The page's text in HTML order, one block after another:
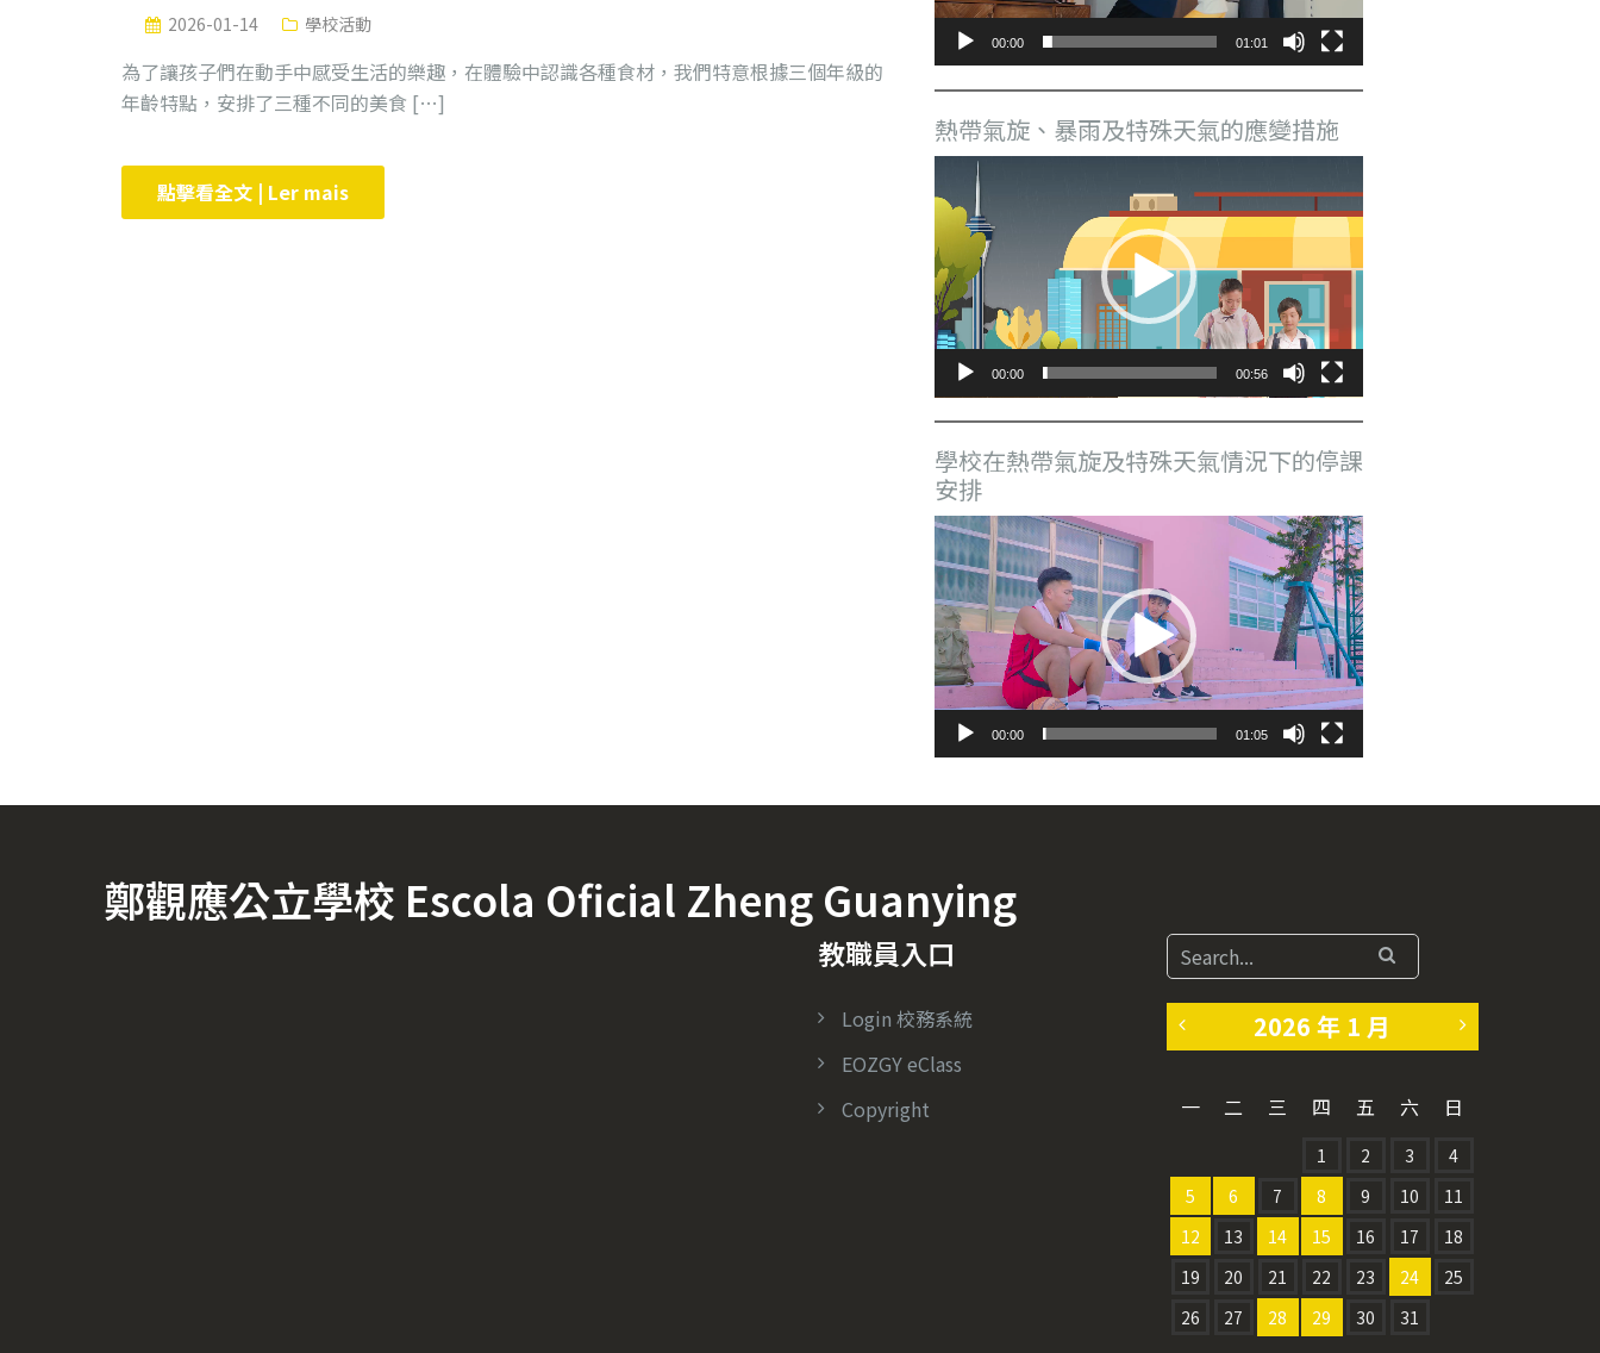
2026-01-14 學校活動
為了讓孩子們在動手中感受生活的樂趣，在體驗中認識各種食材，我們特意根據三個年級的
年齡特點，安排了三種不同的美食 […]
點擊看全文 | Ler mais
00:00 01:01
熱帶氣旋、暴雨及特殊天氣的應變措施
訊
放
器
00:00 00:56
學校在熱帶氣旋及特殊天氣情況下的停課
安排
視
訊
播
放
器
00:00 01:05
鄭觀應公立學校 Escola Oficial Zheng Guanying
教職員入口
Login 校務系統
EOZGY eClass
Copyright
2026 年 1 月
一 二 三 四 五 六 日
月
月
»
1 2 3
4
5
6 7 8 9 10
11
12
13 14 15 16 17
18
19
20 21 22 23 24
25
26
27 28 29 30 31